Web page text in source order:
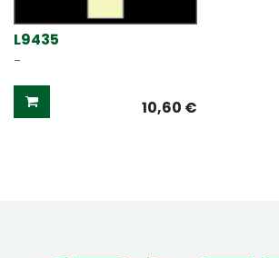
L9435
-
10,60 €